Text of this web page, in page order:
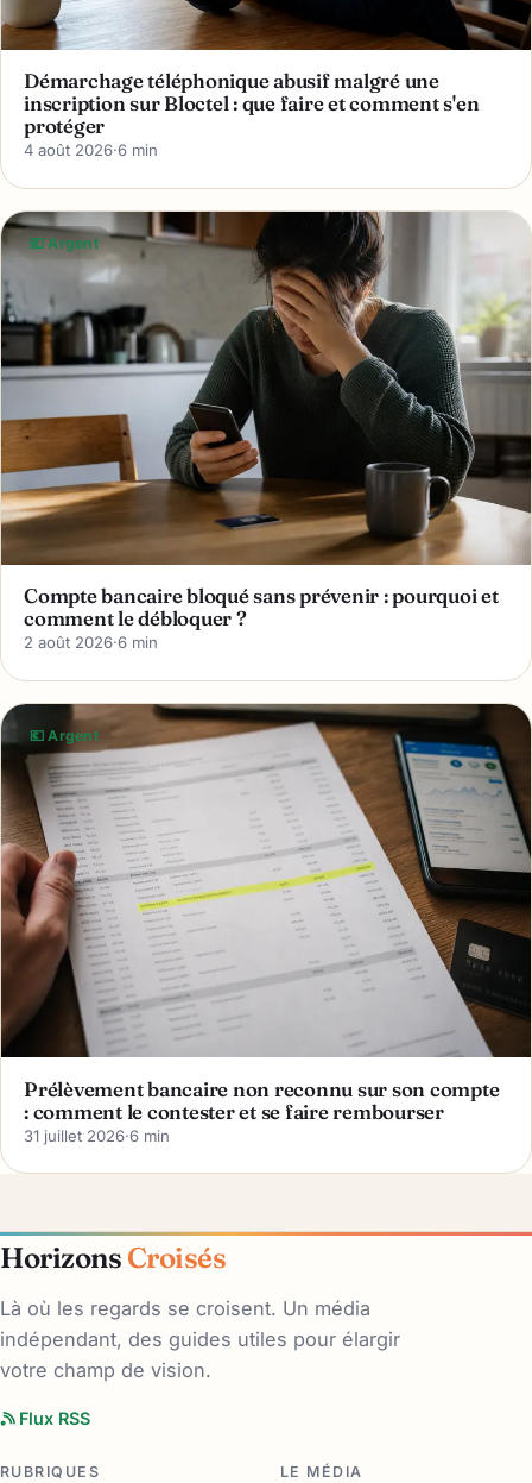
Démarchage téléphonique abusif malgré une
inscription sur Bloctel : que faire et comment s'en
protéger
4 août 2026·6 min
💶 Argent
Compte bancaire bloqué sans prévenir : pourquoi et
comment le débloquer ?
2 août 2026·6 min
💶 Argent
Prélèvement bancaire non reconnu sur son compte
: comment le contester et se faire rembourser
31 juillet 2026·6 min
Horizons Croisés
Là où les regards se croisent. Un média
indépendant, des guides utiles pour élargir
votre champ de vision.
Flux RSS
RUBRIQUES LE MÉDIA